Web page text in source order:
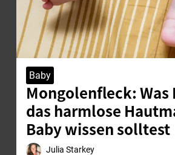
Baby
Mongolenfleck: Was
das harmlose
Baby wissen solltest
Julia Starkey